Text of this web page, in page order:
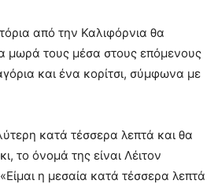
από την Καλιφόρνια θα
μωρά τους μέσα στους επόμενους
και ένα κορίτσι, σύμφωνα με
κατά τέσσερα λεπτά και θα
το όνομά της είναι Λέιτον
η μεσαία κατά τέσσερα λεπτά